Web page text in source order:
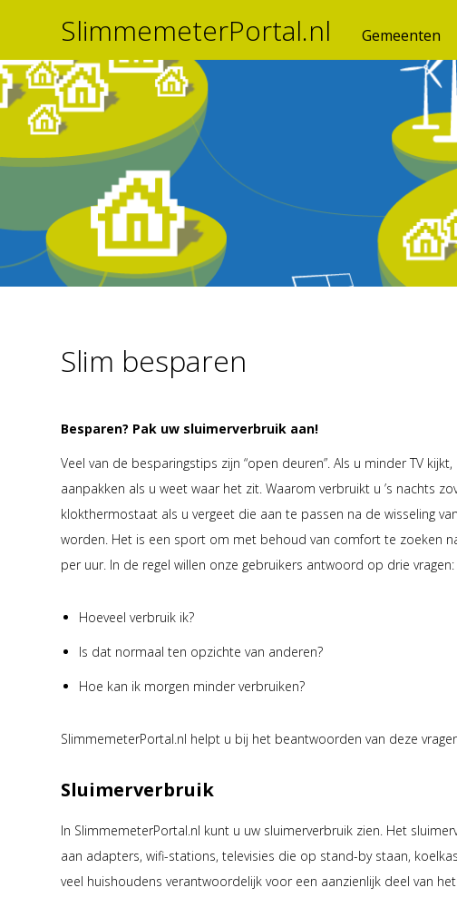
SlimmemeterPortal.nl Gemeenten
Slim besparen
Besparen? Pak uw sluimerverbruik aan!
Veel van de besparingstips zijn “open deuren”. Als u minder TV
aanpakken als u weet waar het zit. Waarom verbruikt u ’s nachts
klokthermostaat als u vergeet die aan te passen na de wisseling
worden. Het is een sport om met behoud van comfort te zoeken
per uur. In de regel willen onze gebruikers antwoord op drie vragen:
Hoeveel verbruik ik?
Is dat normaal ten opzichte van anderen?
Hoe kan ik morgen minder verbruiken?
SlimmemeterPortal.nl helpt u bij het beantwoorden van deze
Sluimerverbruik
In SlimmemeterPortal.nl kunt u uw sluimerverbruik zien. Het
aan adapters, wifi-stations, televisies die op stand-by staan,
veel huishoudens verantwoordelijk voor een aanzienlijk deel van